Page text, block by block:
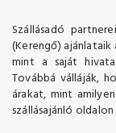
Szállásadó
(Kerengő)
mint a saját
Továbbá válláják,
árakat, mint
szállásajánló